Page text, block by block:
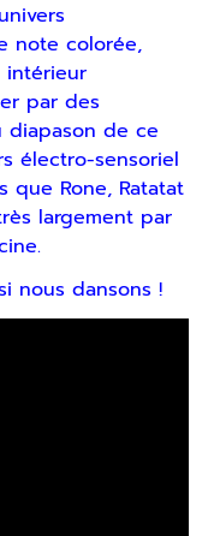
note colorée,
intérieur
par des
diapason de ce
électro-sensoriel
Rone, Ratatat
largement par
nous dansons !